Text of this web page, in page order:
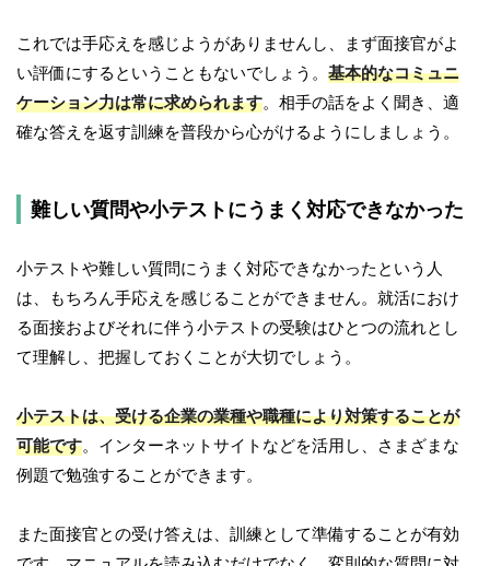
これでは手応えを感じようがありませんし、まず面接官がよ
い評価にするということもないでしょう。 基本的なコミュニ
ケーション力は常に求められます。相手の話をよく聞き、適
確な答えを返す訓練を普段から心がけるようにしましょう。
難しい質問や小テストにうまく対応できなかった
小テストや難しい質問にうまく対応できなかったという人
は、もちろん手応えを感じることができません。就活におけ
る面接およびそれに伴う小テストの受験はひとつの流れとし
て理解し、把握しておくことが大切でしょう。
小テストは、受ける企業の業種や職種により対策することが
可能です。インターネットサイトなどを活用し、さまざまな
例題で勉強することができます。
また面接官との受け答えは、訓練として準備することが有効